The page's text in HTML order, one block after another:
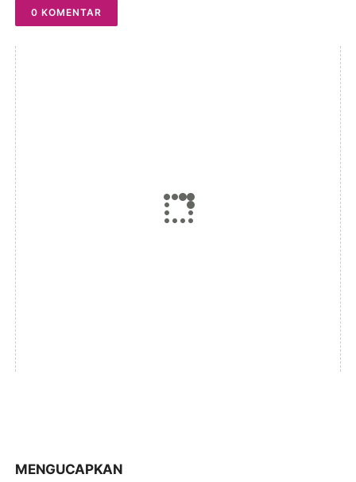
0 KOMENTAR
MENGUCAPKAN